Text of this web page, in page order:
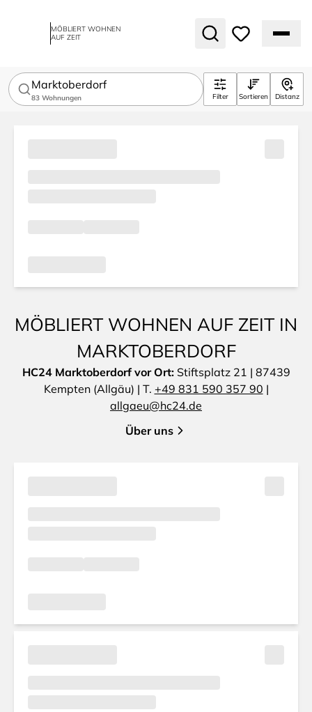
MÖBLIERT WOHNEN
AUF ZEIT
Marktoberdorf
83 Wohnungen Filter Sortieren Distanz
MÖBLIERT WOHNEN AUF ZEIT IN
MARKTOBERDORF
HC24 Marktoberdorf vor Ort: Stiftsplatz 21 | 87439
Kempten (Allgäu) | T. +49 831 590 357 90 |
allgaeu@hc24.de
Über uns